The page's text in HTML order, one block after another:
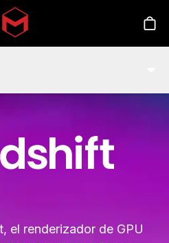
Skip to main content
el renderizador de GPU